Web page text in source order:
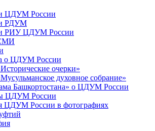
ЦДУМ России
РДУМ
РИУ ЦДУМ России
о ЦДУМ России
очерки»
духовное собрание»
Башкортостана» о ЦДУМ России
ЦДУМ России
ЦДУМ России в фотографиях